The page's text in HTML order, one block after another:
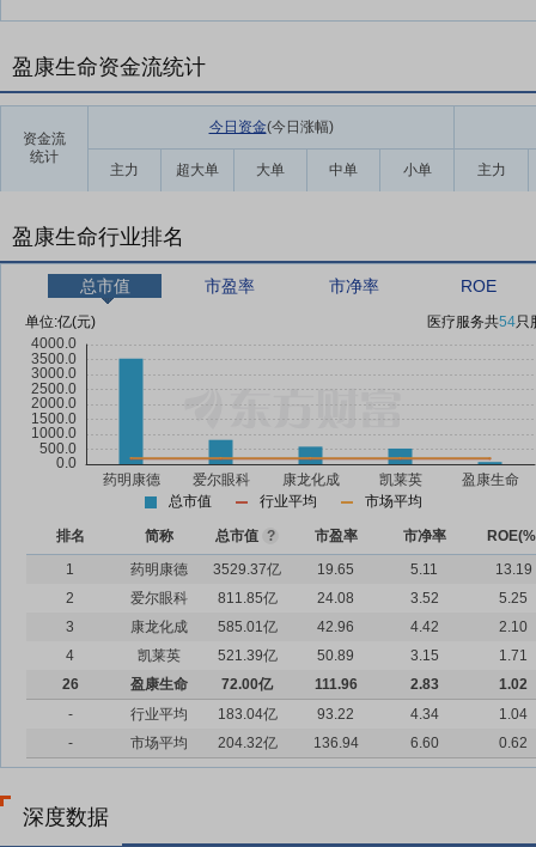
盈康生命资金流统计
资金流
统计
今日资金(今日涨幅)
主力 超大单 大单 中单 小单 主力
盈康生命行业排名
总市值 市盈率 市净率 ROE
单位:亿(元) 医疗服务共54只
总市值 行业平均 市场平均
排名 简称 总市值 ? 市盈率 市净率
1
药明康德 3529.37亿 19.65 5.11
13.19
2
爱尔眼科 811.85亿 24.08 3.52
5.25
3
康龙化成 585.01亿 42.96 4.42
2.10
4
凯莱英 521.39亿 50.89 3.15
1.71
26
盈康生命 72.00亿 111.96 2.83
1.02
-
行业平均 183.04亿 93.22 4.34
1.04
-
市场平均 204.32亿 136.94 6.60 0.62
深度数据